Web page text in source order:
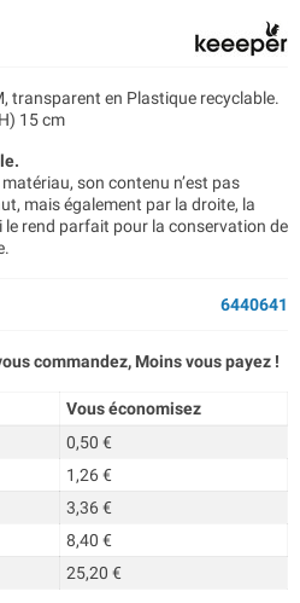
transparent en Plastique recyclable.
15 cm
son contenu n’est pas
mais également par la droite, la
le rend parfait pour la conservation de
6440641
commandez, Moins vous payez !
Vous économisez
0,50 €
1,26 €
3,36 €
8,40 €
25,20 €